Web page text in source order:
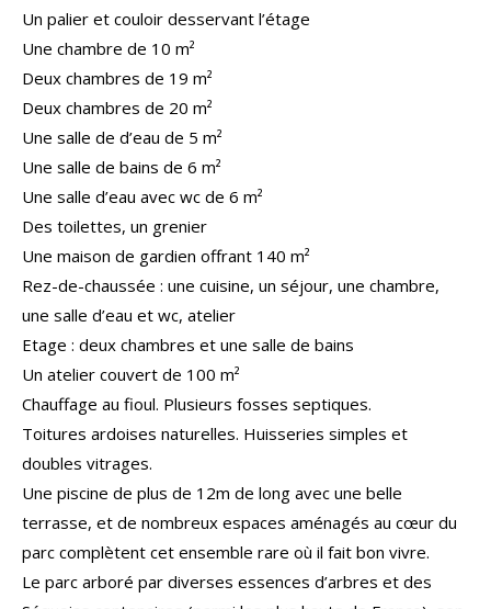
Un palier et couloir desservant l’étage
Une chambre de 10 m²
Deux chambres de 19 m²
Deux chambres de 20 m²
Une salle de d’eau de 5 m²
Une salle de bains de 6 m²
Une salle d’eau avec wc de 6 m²
Des toilettes, un grenier
Une maison de gardien offrant 140 m²
Rez-de-chaussée : une cuisine, un séjour, une chambre,
une salle d’eau et wc, atelier
Etage : deux chambres et une salle de bains
Un atelier couvert de 100 m²
Chauffage au fioul. Plusieurs fosses septiques.
Toitures ardoises naturelles. Huisseries simples et
doubles vitrages.
Une piscine de plus de 12m de long avec une belle
terrasse, et de nombreux espaces aménagés au cœur du
parc complètent cet ensemble rare où il fait bon vivre.
Le parc arboré par diverses essences d’arbres et des